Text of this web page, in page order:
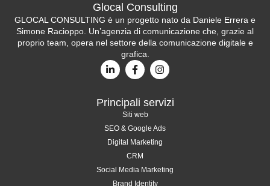
Glocal Consulting
GLOCAL CONSULTING è un progetto nato da Daniele Errera e
Simone Racioppo. Un’agenzia di comunicazione che, grazie al
proprio team, opera nel settore della comunicazione digitale e
grafica.
Principali servizi
Siti web
SEO & Google Ads
Digital Marketing
CRM
Social Media Marketing
Brand Identity